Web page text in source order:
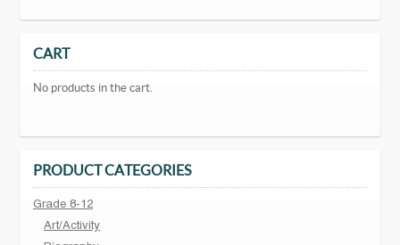
CART
No products in the cart.
PRODUCT CATEGORIES
Grade 8-12
Art/Activity